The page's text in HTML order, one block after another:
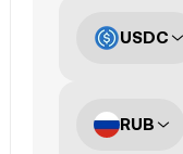
USDC
RUB